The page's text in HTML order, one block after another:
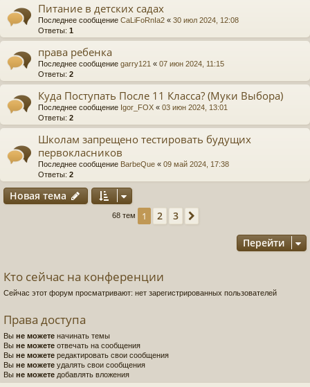
Питание в детских садах
Последнее сообщение CaLiFoRnIa2 « 30 июл 2024, 12:08
Ответы: 1
права ребенка
Последнее сообщение garry121 « 07 июн 2024, 11:15
Ответы: 2
Куда Поступать После 11 Класса? (Муки Выбора)
Последнее сообщение Igor_FOX « 03 июн 2024, 13:01
Ответы: 2
Школам запрещено тестировать будущих
первокласников
Последнее сообщение BarbeQue « 09 май 2024, 17:38
Ответы: 2
Новая тема
68 тем 1 2 3
Перейти
Кто сейчас на конференции
Сейчас этот форум просматривают: нет зарегистрированных пользователей
Права доступа
Вы не можете начинать темы
Вы не можете отвечать на сообщения
Вы не можете редактировать свои сообщения
Вы не можете удалять свои сообщения
Вы не можете добавлять вложения